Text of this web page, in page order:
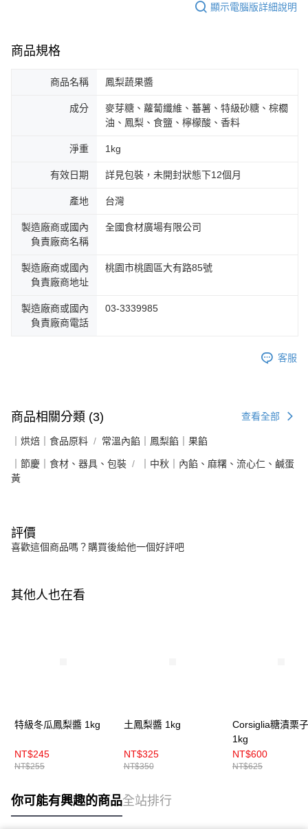
顯示電腦版詳細說明
商品規格
商品名稱 鳳梨蔬果醬
成分
麥芽糖、蘿蔔纖維、蕃薯、特級砂糖、棕櫚
油、鳳梨、食鹽、檸檬酸、香料
淨重 1kg
有效日期 詳見包裝，未開封狀態下12個月
產地 台灣
製造廠商或國內
負責廠商名稱
全國食材廣場有限公司
製造廠商或國內
負責廠商地址
桃園市桃園區大有路85號
製造廠商或國內
負責廠商電話
03-3339985
客服
商品相關分類 (3) 查看全部
｜烘焙｜食品原料 常溫內餡｜鳳梨餡｜果餡
｜節慶｜食材、器具、包裝
｜中秋｜內餡、麻糬、流心仁、鹹蛋
黃
評價
喜歡這個商品嗎？購買後給他一個好評吧
其他人也在看
特級冬瓜鳳梨醬 1kg
NT$245
NT$255
土鳳梨醬 1kg
NT$325
NT$350
Corsiglia糖漬栗
1kg
NT$600
NT$625
你可能有興趣的商品全站排行